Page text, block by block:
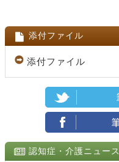
添付ファイル
添付ファイル
認知症・介護ニュース